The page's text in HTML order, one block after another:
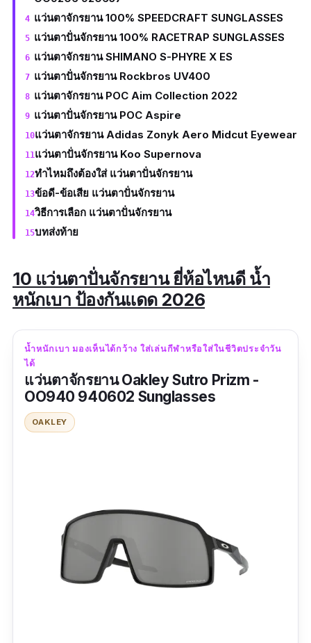
แว่นตาจักรยาน 100% SPEEDCRAFT SUNGLASSES
แว่นตาปั่นจักรยาน 100% RACETRAP SUNGLASSES
แว่นตาจักรยาน SHIMANO S-PHYRE X ES
แว่นตาปั่นจักรยาน Rockbros UV400
แว่นตาจักรยาน POC Aim Collection 2022
แว่นตาปั่นจักรยาน POC Aspire
แว่นตาจักรยาน Adidas Zonyk Aero Midcut Eyewear
แว่นตาปั่นจักรยาน Koo Supernova
ทำไหมถึงต้องใส่ แว่นตาปั่นจักรยาน
ข้อดี-ข้อเสีย แว่นตาปั่นจักรยาน
วิธีการเลือก แว่นตาปั่นจักรยาน
บทส่งท้าย
10 แว่นตาปั่นจักรยาน ยี่ห้อไหนดี น้ำ
หนักเบา ป้องกันแดด 2026
น้ำหนักเบา มองเห็นได้กว้าง ใส่เล่นกีฬาหรือใส่ในชีวิตประจำวัน
ได้
แว่นตาจักรยาน Oakley Sutro Prizm -
OO940 940602 Sunglasses
OAKLEY